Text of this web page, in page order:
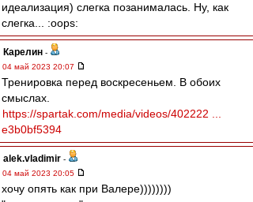
идеализация) слегка позанималась. Ну, как
слегка... :oops:
Карелин -
04 май 2023 20:07
Тренировка перед воскресеньем. В обоих
смыслах.
https://spartak.com/media/videos/402222 ...
e3b0bf5394
alek.vladimir -
04 май 2023 20:05
хочу опять как при Валере))))))))